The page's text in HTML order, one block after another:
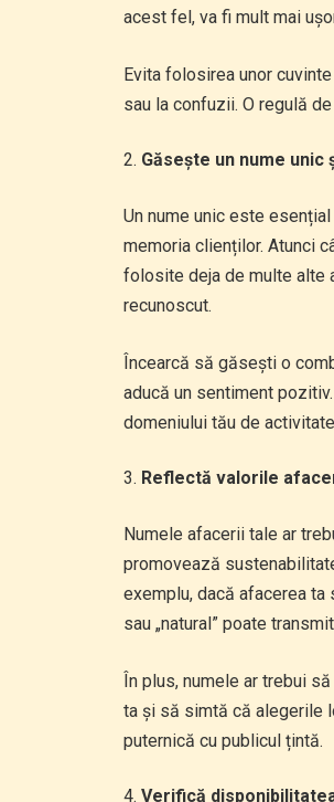
acest fel, va fi mult mai
Evita folosirea unor
sau la confuzii. O regulă
Găsește un nume unic
Un nume unic este
memoria clienților. Atunci
folosite deja de multe alte
recunoscut.
Încearcă să găsești o
aducă un sentiment
domeniului tău de
Reflectă valorile
Numele afacerii tale ar
promovează
exemplu, dacă afacerea ta
sau „natural” poate
În plus, numele ar trebui
ta și să simtă că alegerile
puternică cu publicul țintă.
Verifică